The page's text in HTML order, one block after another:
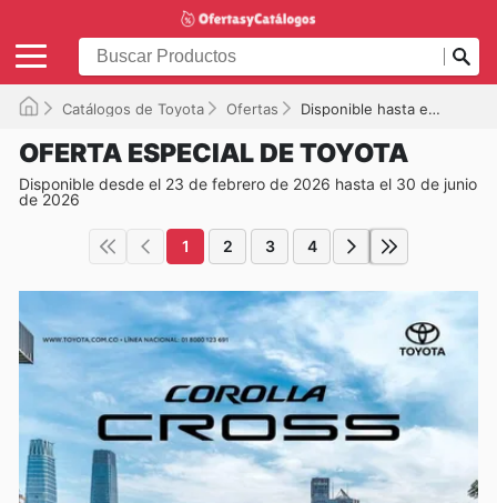
Catálogos de Toyota Ofertas Disponible hasta el 30/06/2026
OFERTA ESPECIAL DE TOYOTA
Disponible desde el 23 de febrero de 2026 hasta el 30 de junio
de 2026
1 2 3 4